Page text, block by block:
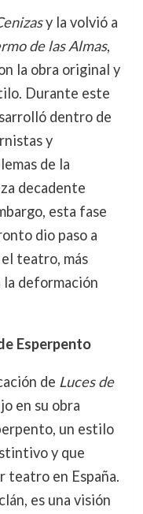
y la volvió a
de las Almas,
la obra original y
Durante este
dentro de
y
de la
decadente
esta fase
dio paso a
teatro, más
la deformación
Esperpento
de Luces de
en su obra
un estilo
y que
teatro en España.
es una visión